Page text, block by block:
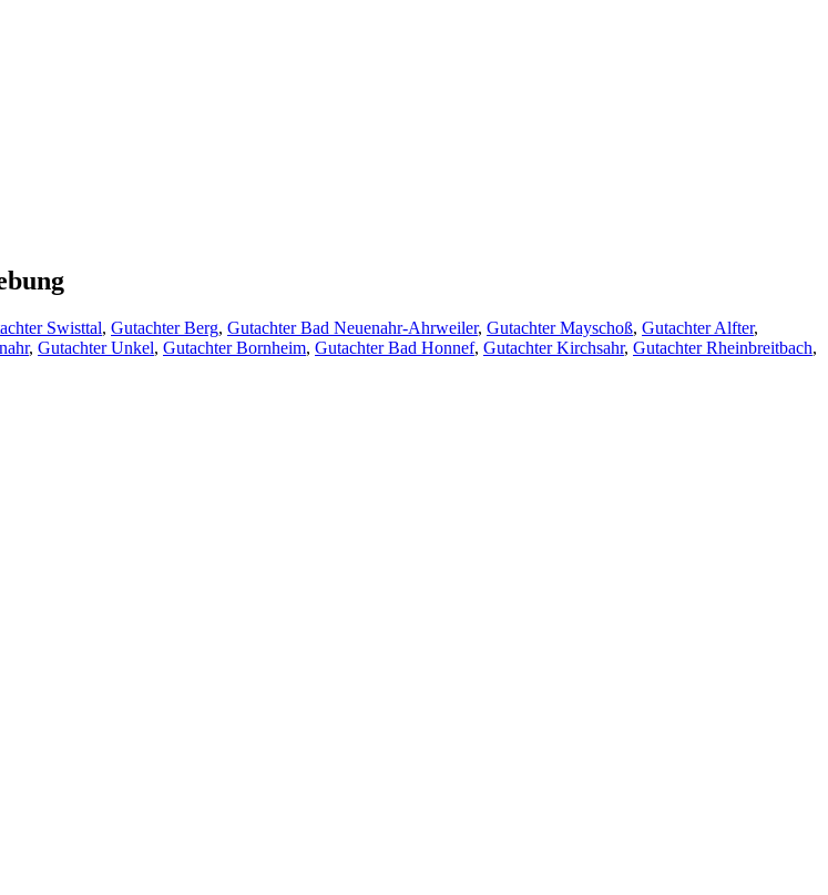
Swisttal, Gutachter Berg, Gutachter Bad Neuenahr-Ahrweiler, Gutachter Mayschoß, Gutachter Alfter,
, Gutachter Unkel, Gutachter Bornheim, Gutachter Bad Honnef, Gutachter Kirchsahr, Gutachter Rheinbreitbach,